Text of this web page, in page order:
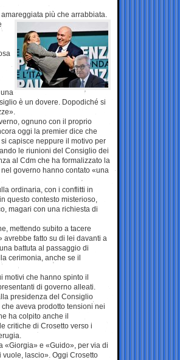
più che arrabbiata.
è un dovere. Dopodiché si
ognuno con il proprio
oggi la premier dice che
capisce neppure il motivo per
le riunioni del Consiglio dei
al Cdm che ha formalizzato la
governo hanno contato «una
ordinaria, con i conflitti in
questo contesto misterioso,
magari con una richiesta di
mettendo subito a tacere
avrebbe fatto su di lei davanti a
battuta al passaggio di
cerimonia, anche se il
motivi che hanno spinto il
di governo alleati.
presidenza del Consiglio
aveva prodotto tensioni nei
ha colpito anche il
critiche di Crosetto verso i
«Giorgia» e «Guido», per via di
lascio». Oggi Crosetto